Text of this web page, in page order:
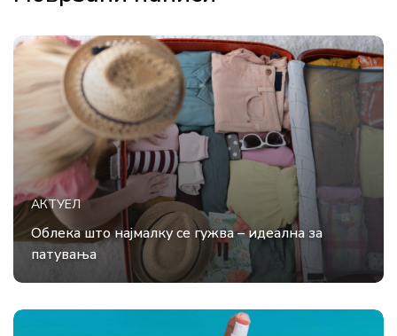
АКТУЕЛ
Облека што најмалку се гужва – идеална за
патувања